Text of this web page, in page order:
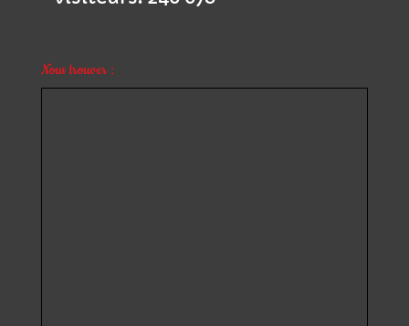
Nous trouver :